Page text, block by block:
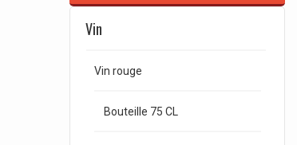
Vin
Vin rouge
Bouteille 75 CL